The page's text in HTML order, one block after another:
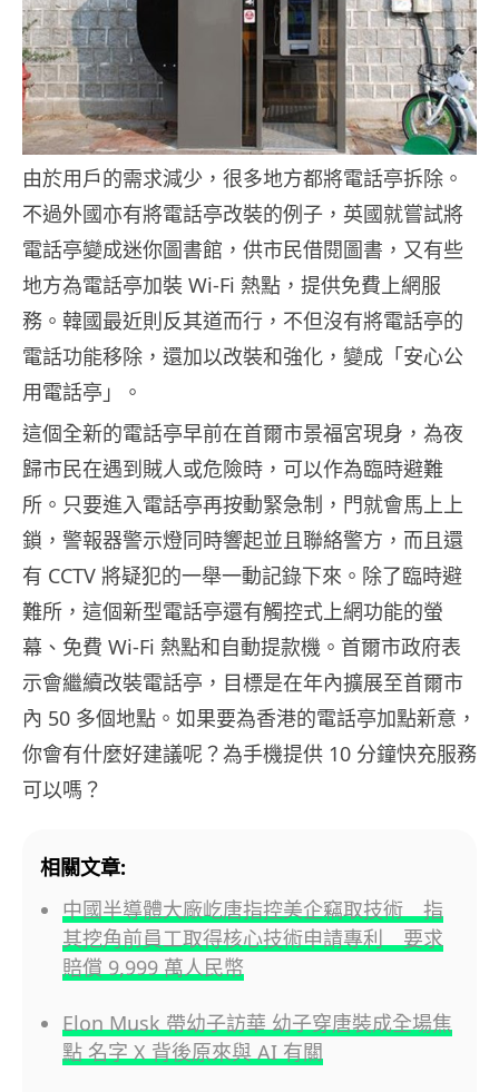
由於用戶的需求減少，很多地方都將電話亭拆除。
不過外國亦有將電話亭改裝的例子，英國就嘗試將
電話亭變成迷你圖書館，供市民借閱圖書，又有些
地方為電話亭加裝 Wi-Fi 熱點，提供免費上網服
務。韓國最近則反其道而行，不但沒有將電話亭的
電話功能移除，還加以改裝和強化，變成「安心公
用電話亭」。
這個全新的電話亭早前在首爾市景福宮現身，為夜
歸市民在遇到賊人或危險時，可以作為臨時避難
所。只要進入電話亭再按動緊急制，門就會馬上上
鎖，警報器警示燈同時響起並且聯絡警方，而且還
有 CCTV 將疑犯的一舉一動記錄下來。除了臨時避
難所，這個新型電話亭還有觸控式上網功能的螢
幕、免費 Wi-Fi 熱點和自動提款機。首爾市政府表
示會繼續改裝電話亭，目標是在年內擴展至首爾市
內 50 多個地點。如果要為香港的電話亭加點新意，
你會有什麼好建議呢？為手機提供 10 分鐘快充服務
可以嗎？
相關文章:
中國半導體大廠屹唐指控美企竊取技術 指
其挖角前員工取得核心技術申請專利 要求
賠償 9,999 萬人民幣
Elon Musk 帶幼子訪華 幼子穿唐裝成全場焦
點 名字 X 背後原來與 AI 有關